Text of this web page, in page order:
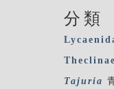
分類
Theclinae
Tajuria